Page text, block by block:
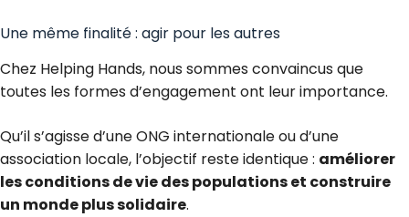
Une même finalité : agir pour les autres
Chez Helping Hands, nous sommes convaincus que
toutes les formes d’engagement ont leur importance.
Qu’il s’agisse d’une ONG internationale ou d’une
association locale, l’objectif reste identique : améliorer
les conditions de vie des populations et construire
un monde plus solidaire.